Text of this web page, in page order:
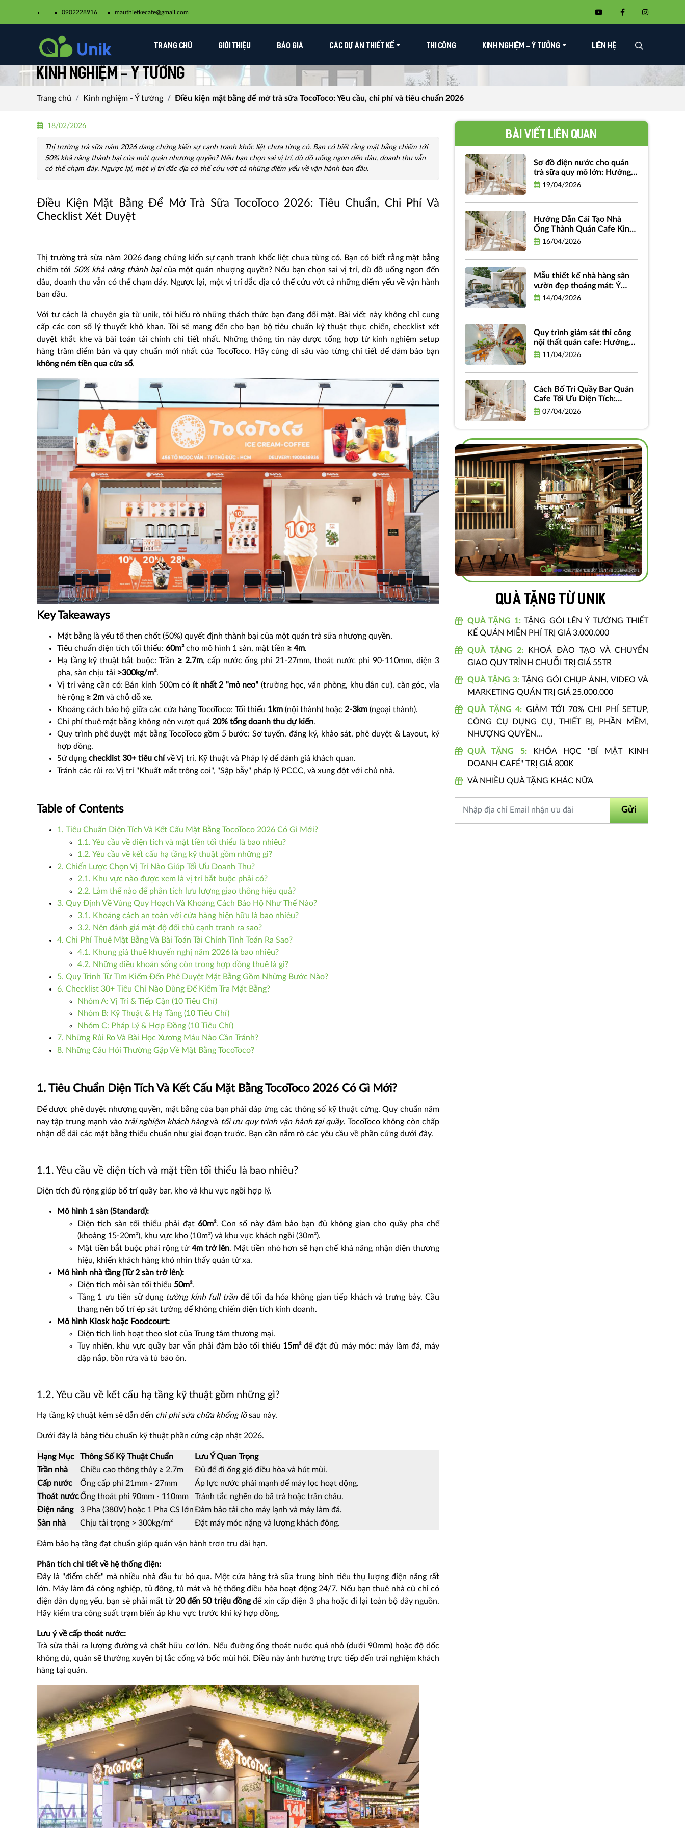
0902228916 mauthietkecafe@gmail.com​
TRANG CHỦ GIỚI THIỆU BÁO GIÁ CÁC DỰ ÁN THIẾT KẾ THI CÔNG KINH NGHIỆM - Ý TƯỞNG LIÊN HỆ
Kinh nghiệm - Ý tưởng
Trang chủ Kinh nghiệm - Ý tưởng Điều kiện mặt bằng để mở trà sữa TocoToco: Yêu cầu, chi phí và tiêu chuẩn 2026
18/02/2026
Thị trường trà sữa năm 2026 đang chứng kiến sự cạnh tranh khốc liệt chưa từng có. Bạn có biết rằng mặt bằng chiếm tới
50% khả năng thành bại của một quán nhượng quyền? Nếu bạn chọn sai vị trí, dù đồ uống ngon đến đâu, doanh thu vẫn
có thể chạm đáy. Ngược lại, một vị trí đắc địa có thể cứu vớt cả những điểm yếu về vận hành ban đầu.
Điều Kiện Mặt Bằng Để Mở Trà Sữa TocoToco 2026: Tiêu Chuẩn, Chi Phí Và
Checklist Xét Duyệt
Thị trường trà sữa năm 2026 đang chứng kiến sự cạnh tranh khốc liệt chưa từng có. Bạn có biết rằng mặt bằng
chiếm tới 50% khả năng thành bạicủa một quán nhượng quyền? Nếu bạn chọn sai vị trí, dù đồ uống ngon đến
đâu, doanh thu vẫn có thể chạm đáy. Ngược lại, một vị trí đắc địa có thể cứu vớt cả những điểm yếu về vận hành
ban đầu.
Với tư cách là chuyên gia từ unik, tôi hiểu rõ những thách thức bạn đang đối mặt. Bài viết này không chỉ cung
cấp các con số lý thuyết khô khan. Tôi sẽ mang đến cho bạn bộ tiêu chuẩn kỹ thuật thực chiến, checklist xét
duyệt khắt khe và bài toán tài chính chi tiết nhất. Những thông tin này được tổng hợp từ kinh nghiệm setup
hàng trăm điểm bán và quy chuẩn mới nhất của TocoToco. Hãy cùng đi sâu vào từng chi tiết để đảm bảo bạn
không ném tiền qua cửa sổ.
Key Takeaways
Mặt bằng là yếu tố then chốt (50%) quyết định thành bại của một quán trà sữa nhượng quyền.
Tiêu chuẩn diện tích tối thiểu: 60m²cho mô hình 1 sàn, mặt tiền ≥ 4m.
Hạ tầng kỹ thuật bắt buộc: Trần ≥ 2.7m, cấp nước ống phi 21-27mm, thoát nước phi 90-110mm, điện 3
pha, sàn chịu tải >300kg/m².
Vị trí vàng cần có: Bán kính 500m có ít nhất 2 "mỏ neo" (trường học, văn phòng, khu dân cư), căn góc, vỉa
hè rộng ≥ 2m và chỗ đỗ xe.
Khoảng cách bảo hộ giữa các cửa hàng TocoToco: Tối thiểu 1km (nội thành) hoặc 2-3km (ngoại thành).
Chi phí thuê mặt bằng không nên vượt quá 20% tổng doanh thu dự kiến.
Quy trình phê duyệt mặt bằng TocoToco gồm 5 bước: Sơ tuyển, đăng ký, khảo sát, phê duyệt & Layout, ký
hợp đồng.
Sử dụng checklist 30+ tiêu chí về Vị trí, Kỹ thuật và Pháp lý để đánh giá khách quan.
Tránh các rủi ro: Vị trí "Khuất mắt trông coi", "Sập bẫy" pháp lý PCCC, và xung đột với chủ nhà.
Table of Contents
1. Tiêu Chuẩn Diện Tích Và Kết Cấu Mặt Bằng TocoToco 2026 Có Gì Mới?
1.1. Yêu cầu về diện tích và mặt tiền tối thiểu là bao nhiêu?
1.2. Yêu cầu về kết cấu hạ tầng kỹ thuật gồm những gì?
2. Chiến Lược Chọn Vị Trí Nào Giúp Tối Ưu Doanh Thu?
2.1. Khu vực nào được xem là vị trí bắt buộc phải có?
2.2. Làm thế nào để phân tích lưu lượng giao thông hiệu quả?
3. Quy Định Về Vùng Quy Hoạch Và Khoảng Cách Bảo Hộ Như Thế Nào?
3.1. Khoảng cách an toàn với cửa hàng hiện hữu là bao nhiêu?
3.2. Nên đánh giá mật độ đối thủ cạnh tranh ra sao?
4. Chi Phí Thuê Mặt Bằng Và Bài Toán Tài Chính Tính Toán Ra Sao?
4.1. Khung giá thuê khuyến nghị năm 2026 là bao nhiêu?
4.2. Những điều khoản sống còn trong hợp đồng thuê là gì?
5. Quy Trình Từ Tìm Kiếm Đến Phê Duyệt Mặt Bằng Gồm Những Bước Nào?
6. Checklist 30+ Tiêu Chí Nào Dùng Để Kiểm Tra Mặt Bằng?
Nhóm A: Vị Trí & Tiếp Cận (10 Tiêu Chí)
Nhóm B: Kỹ Thuật & Hạ Tầng (10 Tiêu Chí)
Nhóm C: Pháp Lý & Hợp Đồng (10 Tiêu Chí)
7. Những Rủi Ro Và Bài Học Xương Máu Nào Cần Tránh?
8. Những Câu Hỏi Thường Gặp Về Mặt Bằng TocoToco?
1. Tiêu Chuẩn Diện Tích Và Kết Cấu Mặt Bằng TocoToco 2026 Có Gì Mới?
Để được phê duyệt nhượng quyền, mặt bằng của bạn phải đáp ứng các thông số kỹ thuật cứng. Quy chuẩn năm
nay tập trung mạnh vào trải nghiệm khách hàngvà tối ưu quy trình vận hành tại quầy. TocoToco không còn chấp
nhận dễ dãi các mặt bằng thiếu chuẩn như giai đoạn trước. Bạn cần nắm rõ các yêu cầu về phần cứng dưới đây.
1.1. Yêu cầu về diện tích và mặt tiền tối thiểu là bao nhiêu?
Diện tích đủ rộng giúp bố trí quầy bar, kho và khu vực ngồi hợp lý.
Mô hình 1 sàn (Standard):
Diện tích sàn tối thiểu phải đạt 60m². Con số này đảm bảo bạn đủ không gian cho quầy pha chế
(khoảng 15-20m²), khu vực kho (10m²) và khu vực khách ngồi (30m²).
Mặt tiền bắt buộc phải rộng từ 4m trở lên. Mặt tiền nhỏ hơn sẽ hạn chế khả năng nhận diện thương
hiệu, khiến khách hàng khó nhìn thấy quán từ xa.
Mô hình nhà tầng (Từ 2 sàn trở lên):
Diện tích mỗi sàn tối thiểu 50m².
Tầng 1 ưu tiên sử dụng tường kính full trầnđể tối đa hóa không gian tiếp khách và trưng bày. Cầu
thang nên bố trí ép sát tường để không chiếm diện tích kinh doanh.
Mô hình Kiosk hoặc Foodcourt:
Diện tích linh hoạt theo slot của Trung tâm thương mại.
Tuy nhiên, khu vực quầy bar vẫn phải đảm bảo tối thiểu 15m²để đặt đủ máy móc: máy làm đá, máy
dập nắp, bồn rửa và tủ bảo ôn.
1.2. Yêu cầu về kết cấu hạ tầng kỹ thuật gồm những gì?
Hạ tầng kỹ thuật kém sẽ dẫn đến chi phí sửa chữa khổng lồsau này.
Dưới đây là bảng tiêu chuẩn kỹ thuật phần cứng cập nhật 2026.
Hạng Mục Thông Số Kỹ Thuật Chuẩn
Lưu Ý Quan Trọng
Trần nhà
Chiều cao thông thủy ≥ 2.7m
Đủ để đi ống gió điều hòa và hút mùi.
Cấp nước
Ống cấp phi 21mm - 27mm
Áp lực nước phải mạnh để máy lọc hoạt động.
Thoát nướcỐng thoát phi 90mm - 110mm
Tránh tắc nghẽn do bã trà hoặc trân châu.
Điện năng
3 Pha (380V) hoặc 1 Pha CS lớnĐảm bảo tải cho máy lạnh và máy làm đá.
Sàn nhà
Chịu tải trọng > 300kg/m² Đặt máy móc nặng và lượng khách đông.
Đảm bảo hạ tầng đạt chuẩn giúp quán vận hành trơn tru dài hạn.
Phân tích chi tiết về hệ thống điện:
Đây là "điểm chết" mà nhiều nhà đầu tư bỏ qua. Một cửa hàng trà sữa trung bình tiêu thụ lượng điện năng rất
lớn. Máy làm đá công nghiệp, tủ đông, tủ mát và hệ thống điều hòa hoạt động 24/7. Nếu bạn thuê nhà cũ chỉ có
điện dân dụng yếu, bạn sẽ phải mất từ 20 đến 50 triệu đồngđể xin cấp điện 3 pha hoặc đi lại toàn bộ dây nguồn.
Hãy kiểm tra công suất trạm biến áp khu vực trước khi ký hợp đồng.
Lưu ý về cấp thoát nước:
Trà sữa thải ra lượng đường và chất hữu cơ lớn. Nếu đường ống thoát nước quá nhỏ (dưới 90mm) hoặc độ dốc
không đủ, quán sẽ thường xuyên bị tắc cống và bốc mùi hôi. Điều này ảnh hưởng trực tiếp đến trải nghiệm khách
hàng tại quán.
Bài viết liên quan
Sơ đồ điện nước cho quán
trà sữa quy mô lớn: Hướng
dẫn chi tiết và bản vẽ miễn
19/04/2026
Hướng Dẫn Cải Tạo Nhà
Ống Thành Quán Cafe Kinh
Doanh: Ý Tưởng, Quy Trình
16/04/2026
Mẫu thiết kế nhà hàng sân
vườn đẹp thoáng mát: Ý
tưởng, phong cách và hình
14/04/2026
Quy trình giám sát thi công
nội thất quán cafe: Hướng
dẫn chi tiết từ A-Z dành cho
11/04/2026
Cách Bố Trí Quầy Bar Quán
Cafe Tối Ưu Diện Tích:
Hướng Dẫn Thiết Kế Hiệu
07/04/2026
Quà tặng từ unik
QUÀ TẶNG 1:TẶNG GÓI LÊN Ý TƯỞNG THIẾT
KẾ QUÁN MIỄN PHÍ TRỊ GIÁ 3.000.000
QUÀ TẶNG 2:
KHOÁ ĐÀO TẠO VÀ CHUYỂN
GIAO QUY TRÌNH CHUỖI TRỊ GIÁ 55TR
QUÀ TẶNG 3: TẶNG GÓI CHỤP ẢNH, VIDEO VÀ
MARKETING QUÁN TRỊ GIÁ 25.000.000
QUÀ TẶNG 4: GIẢM TỚI 70% CHI PHÍ SETUP,
CÔNG CỤ DỤNG CỤ, THIẾT BỊ, PHẦN MỀM,
NHƯỢNG QUYỀN...
QUÀ TẶNG 5:
KHÓA HỌC "BÍ MẬT KINH
DOANH CAFÉ" TRỊ GIÁ 800K
VÀ NHIỀU QUÀ TẶNG KHÁC NỮA
Gửi